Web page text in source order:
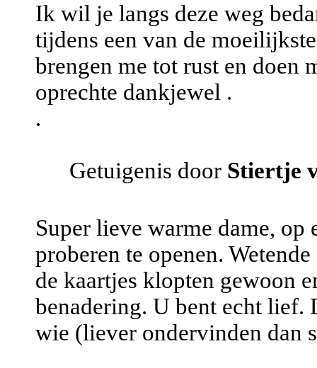
Ik wil je langs deze weg
tijdens een van de
brengen me tot rust en doen
oprechte dankjewel .
.
Getuigenis door Stiertje
Super lieve warme dame,
proberen te openen.
de kaartjes klopten gewoon
benadering. U bent echt
wie (liever ondervinden dan